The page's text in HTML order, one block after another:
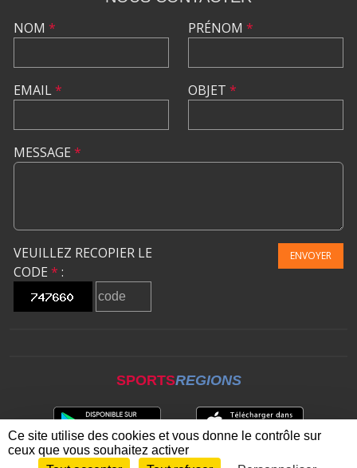
NOM *
EMAIL*
PRÉNOM *
OBJET *
MESSAGE *
VEUILLEZ RECOPIER LE
CODE * :
ENVOYER
SPORTSREGIONS
Ce site utilise des cookies et vous donne le contrôle sur
ceux que vous souhaitez activer